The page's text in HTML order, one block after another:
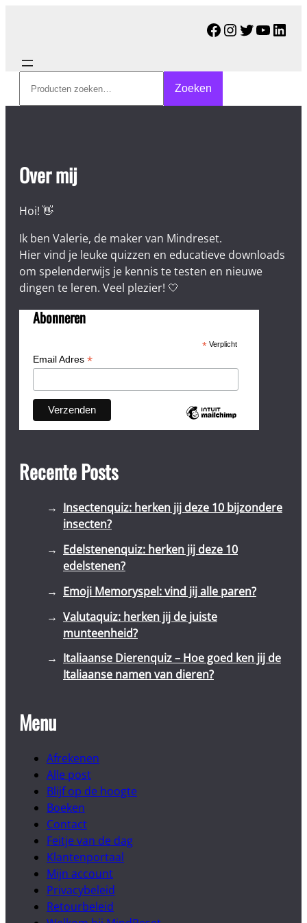
Facebook
Instagram
Twitter
Zoeken
Over mij
Hoi! 👋
Ik ben Valerie, de maker van Mindreset.
Hier vind je leuke quizzen en educatieve downloads
om spelenderwijs je kennis te testen en nieuwe
dingen te leren. Veel plezier! 🤍
Abonneren
*Verplicht
Email Adres *
Recente Posts
Insectenquiz: herken jij deze 10 bijzondere
insecten?
Edelstenenquiz: herken jij deze 10
edelstenen?
Emoji Memoryspel: vind jij alle paren?
Valutaquiz: herken jij de juiste
munteenheid?
Italiaanse Dierenquiz – Hoe goed ken jij de
Italiaanse namen van dieren?
Menu
Afrekenen
Alle post
Blijf op de hoogte
Boeken
Contact
Feitje van de dag
Klantenportaal
Mijn account
Privacybeleid
Retourbeleid